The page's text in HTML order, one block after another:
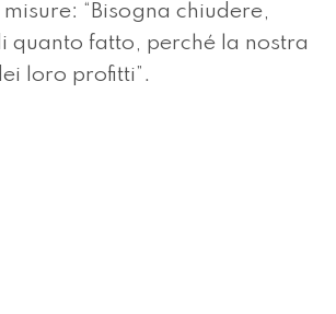
“Bisogna chiudere,
quanto fatto, perché la nostra
loro profitti”.